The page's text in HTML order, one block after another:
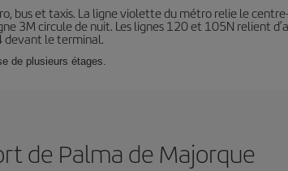
bus et taxis. La ligne violette du métro relie le
circule de nuit. Les lignes 120 et 105N relient
devant le terminal.
de plusieurs étages.
de Palma de Majorque